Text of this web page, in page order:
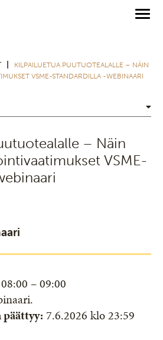
KILPAILUETUA PUUTUOTEALALLE – NÄIN
VSME-STANDARDILLA -WEBINAARI
– Näin
VSME-
– 09:00
7.6.2026 klo 23:59